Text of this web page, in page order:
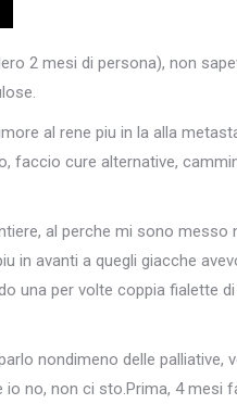
2 mesi di persona), non
al rene piu in la alla
faccio cure alternative,
al perche mi sono messo
in avanti a quegli giacche
una per volte coppia fialette di
nondimeno delle palliative,
no, non ci sto.Prima, 4 mesi